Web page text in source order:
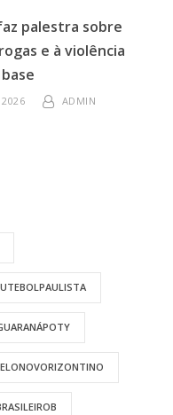
palestra sobre
e à violência
ADMIN